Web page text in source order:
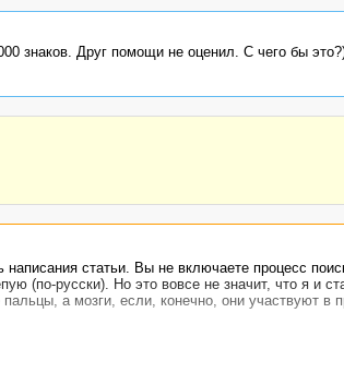
знаков. Друг помощи не оценил. С чего бы
написания статьи. Вы не включаете процесс
(по-русски). Но это вовсе не значит, что я и
а мозги, если, конечно, они участвуют в